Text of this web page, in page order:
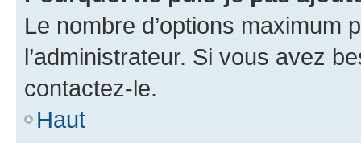
Le nombre d’options maximum
l’administrateur. Si vous avez
contactez-le.
Haut